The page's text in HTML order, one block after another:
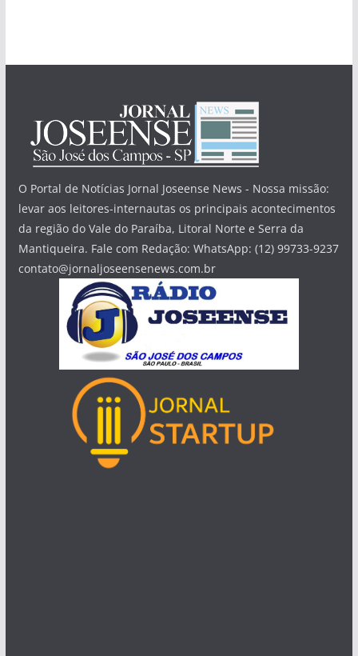
O Portal de Notícias Jornal Joseense News - Nossa missão:
levar aos leitores-internautas os principais acontecimentos
da região do Vale do Paraíba, Litoral Norte e Serra da
Mantiqueira. Fale com Redação: WhatsApp: (12) 99733-9237
contato@jornaljoseensenews.com.br